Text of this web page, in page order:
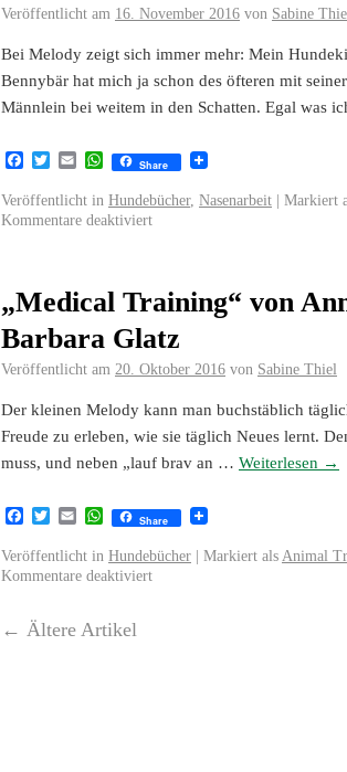
Veröffentlicht am 16. November 2016 von Sabine
Bei Melody zeigt sich immer mehr: Mein
Bennybär hat mich ja schon des öfteren mit
Männlein bei weitem in den Schatten. Egal was
Facebook
TwitterEmailWhatsApp
Share
Veröffentlicht in Hundebücher, Nasenarbeit Markiert
Kommentare deaktiviert
„Medical Training“ von
Barbara Glatz
Veröffentlicht am 20. Oktober 2016 von Sabine Thiel
Der kleinen Melody kann man buchstäblich
Freude zu erleben, wie sie täglich Neues lernt.
muss, und neben „lauf brav an … Weiterlesen →
Facebook
TwitterEmailWhatsApp
Share
Veröffentlicht in Hundebücher Markiert als Animal
Kommentare deaktiviert
← Ältere Artikel